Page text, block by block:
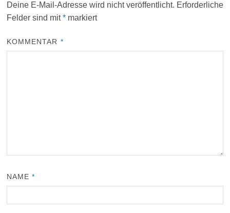
Deine E-Mail-Adresse wird nicht veröffentlicht. Erforderliche
Felder sind mit*markiert
KOMMENTAR *
NAME*